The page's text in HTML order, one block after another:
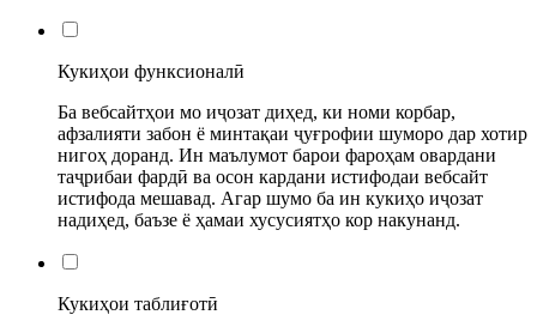
Кукиҳои функсионалӣ
Ба вебсайтҳои мо иҷозат диҳед, ки номи корбар,
афзалияти забон ё минтақаи ҷуғрофии шуморо дар хотир
нигоҳ доранд. Ин маълумот барои фароҳам овардани
таҷрибаи фардӣ ва осон кардани истифодаи вебсайт
истифода мешавад. Агар шумо ба ин кукиҳо иҷозат
надиҳед, баъзе ё ҳамаи хусусиятҳо кор накунанд.
Кукиҳои таблиғотӣ